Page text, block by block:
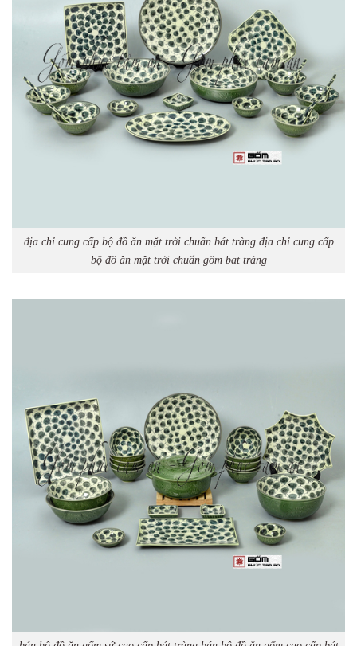
địa chỉ cung cấp bộ đồ ăn mặt trời chuẩn bát tràng địa chỉ cung cấp
bộ đồ ăn mặt trời chuẩn gốm bat tràng